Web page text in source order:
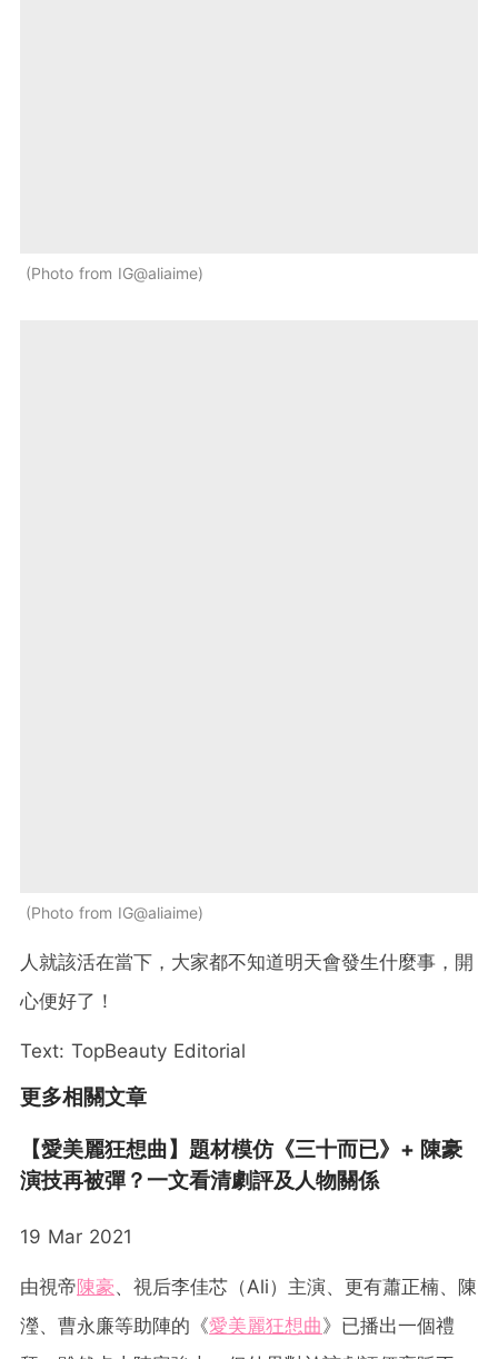
Photo from IG@aliaime
Photo from IG@aliaime
人就該活在當下，大家都不知道明天會發生什麼事，開
心便好了！
Text: TopBeauty Editorial
更多相關文章
【愛美麗狂想曲】題材模仿《三十而已》+ 陳豪
演技再被彈？一文看清劇評及人物關係
19 Mar 2021
由視帝陳豪、視后李佳芯（Ali）主演、更有蕭正楠、陳
瀅、曹永廉等助陣的《愛美麗狂想曲》已播出一個禮